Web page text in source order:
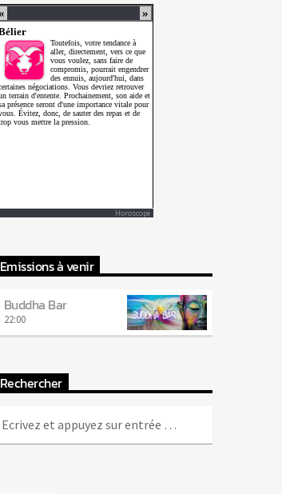
Horoscope
Emissions à venir
Buddha Bar
22:00
Rechercher